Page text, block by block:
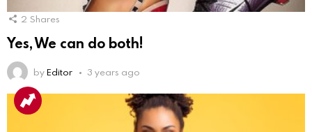
2 Shares
Yes, We can do both!
byEditor 3 years ago